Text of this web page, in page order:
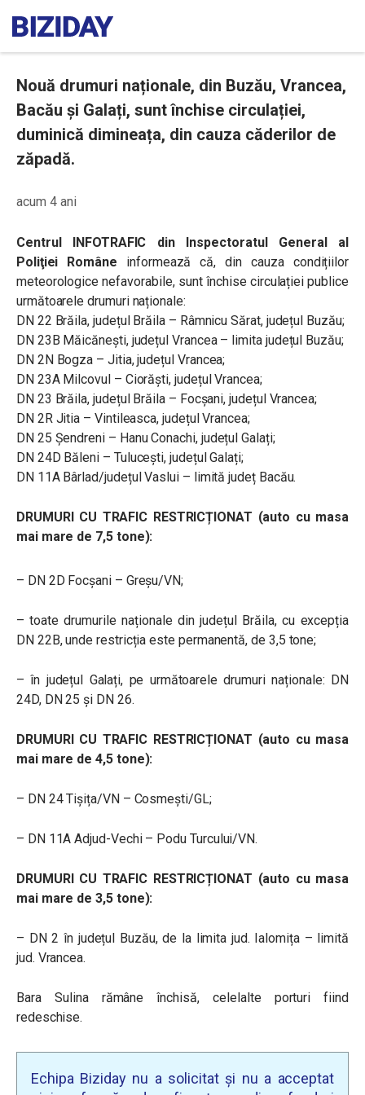
Nouă drumuri naționale, din Buzău, Vrancea,
Bacău și Galați, sunt închise circulației,
duminică dimineața, din cauza căderilor de
zăpadă.
acum 4 ani
Centrul INFOTRAFIC din Inspectoratul General al
Poliţiei Române
informează că, din cauza condițiilor
meteorologice nefavorabile, sunt închise circulației publice
următoarele drumuri naționale:
DN 22 Brăila, județul Brăila – Râmnicu Sărat, județul Buzău;
DN 23B Măicănești, județul Vrancea – limita județul Buzău;
DN 2N Bogza – Jitia, județul Vrancea;
DN 23A Milcovul – Ciorăști, județul Vrancea;
DN 23 Brăila, județul Brăila – Focșani, județul Vrancea;
DN 2R Jitia – Vintileasca, județul Vrancea;
DN 25 Șendreni – Hanu Conachi, județul Galați;
DN 24D Băleni – Tulucești, județul Galați;
DN 11A Bârlad/județul Vaslui – limită județ Bacău.
DRUMURI CU TRAFIC RESTRICȚIONAT (auto cu masa
mai mare de 7,5 tone):
– DN 2D Focșani – Greșu/VN;
– toate drumurile naționale din județul Brăila, cu excepția
DN 22B, unde restricția este permanentă, de 3,5 tone;
– în județul Galați, pe următoarele drumuri naționale: DN
24D, DN 25 și DN 26.
DRUMURI CU TRAFIC RESTRICȚIONAT (auto cu masa
mai mare de 4,5 tone):
– DN 24 Tișița/VN – Cosmești/GL;
– DN 11A Adjud-Vechi – Podu Turcului/VN.
DRUMURI CU TRAFIC RESTRICȚIONAT (auto cu masa
mai mare de 3,5 tone):
– DN 2 în județul Buzău, de la limita jud. Ialomița – limită
jud. Vrancea.
Bara Sulina rămâne închisă, celelalte porturi fiind
redeschise.
Echipa Biziday nu a solicitat și nu a acceptat